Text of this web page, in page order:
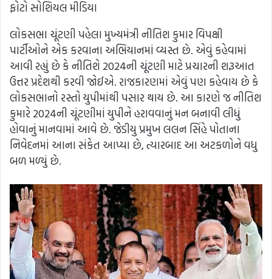
ફોટો સોશિયલ મીડિયા
લોકસભા ચૂંટણી પહેલા મુખ્યમંત્રી નીતિશ કુમાર વિપક્ષી
પાર્ટીઓને એક કરવાના અભિયાનમાં વ્યસ્ત છે. એવું કહેવામાં
આવી રહ્યું છે કે નીતિશે 2024ની ચૂંટણી માટે પ્રચારની શરૂઆત
ઉત્તર પ્રદેશથી કરવી જોઈએ. રાજકારણમાં એવું પણ કહેવાય છે કે
લોકસભાનો રસ્તો યુપીમાંથી પસાર થાય છે. આ કારણે જ નીતિશ
કુમારે 2024ની ચૂંટણીમાં યુપીને હરાવવાનું મન બનાવી લીધું
હોવાનું માનવામાં આવે છે. જેડીયુ પ્રમુખ લલન સિંહે પોતાના
નિવેદનમાં આના સંકેત આપ્યા છે, ત્યારબાદ આ અટકળોને વધુ
બળ મળ્યું છે.